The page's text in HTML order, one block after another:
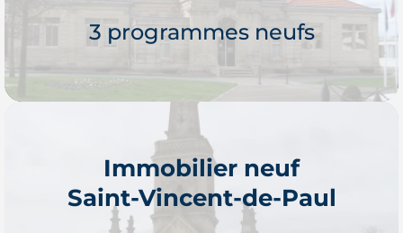
3 programmes neufs
Je découvre
Immobilier neuf
Saint-Vincent-de-Paul